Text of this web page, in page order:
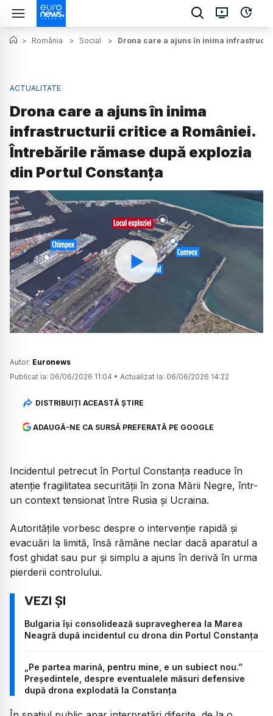
> România > Social > Drona care a ajuns în inima
ACTUALITATE
Drona care a ajuns în inima
infrastructurii critice a României.
Întrebările rămase după explozia
din Portul Constanța
Watch
Autor: Euronews
Publicat la: 06/06/2026 11:04 • Actualizat la: 06/06/2026 14:22
DISTRIBUIȚI ACEASTĂ ȘTIRE
ADAUGĂ-NE CA SURSĂ PREFERATĂ PE GOOGLE
Incidentul petrecut în Portul Constanța readuce în
atenție fragilitatea securității în zona Mării Negre, într-
un context tensionat între Rusia și Ucraina.
Autoritățile vorbesc despre o intervenție rapidă și
evacuări la limită, însă rămâne neclar dacă aparatul a
fost ghidat sau pur și simplu a ajuns în derivă în urma
pierderii controlului.
Bulgaria își consolidează supravegherea la Marea
Neagră după incidentul cu drona din Portul Constanța
„Pe partea marină, pentru mine, e un subiect nou.”
Președintele, despre eventualele măsuri defensive
după drona explodată la Constanța